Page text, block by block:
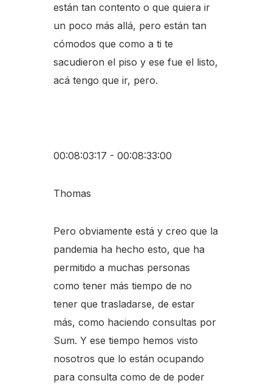
están tan contento o que quiera ir
un poco más allá, pero están tan
cómodos que como a ti te
sacudieron el piso y ese fue el listo,
acá tengo que ir, pero.
00:08:03:17 - 00:08:33:00
Thomas
Pero obviamente está y creo que la
pandemia ha hecho esto, que ha
permitido a muchas personas
como tener más tiempo de no
tener que trasladarse, de estar
más, como haciendo consultas por
Sum. Y ese tiempo hemos visto
nosotros que lo están ocupando
para consulta como de de poder